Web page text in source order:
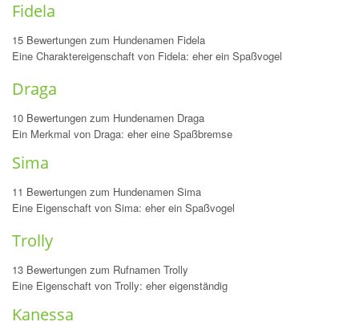
Fidela
15 Bewertungen zum Hundenamen Fidela
Eine Charaktereigenschaft von Fidela: eher ein Spaßvogel
Draga
10 Bewertungen zum Hundenamen Draga
Ein Merkmal von Draga: eher eine Spaßbremse
Sima
11 Bewertungen zum Hundenamen Sima
Eine Eigenschaft von Sima: eher ein Spaßvogel
Trolly
13 Bewertungen zum Rufnamen Trolly
Eine Eigenschaft von Trolly: eher eigenständig
Kanessa